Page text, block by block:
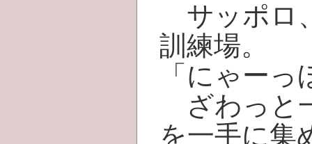
サッポロ
訓練場。
「にゃーっ
ざわっと
を一手に集